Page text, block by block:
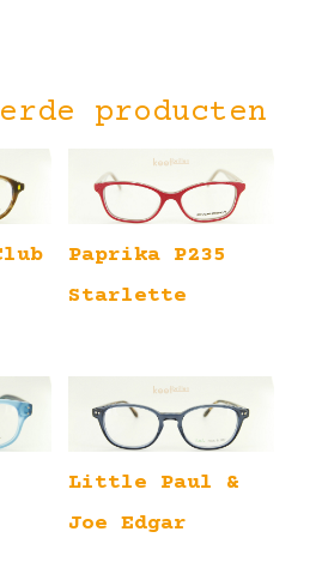
producten
Paprika P235
Starlette
Little Paul &
Joe Edgar